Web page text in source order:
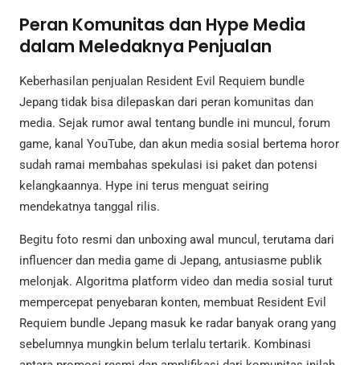
Peran Komunitas dan Hype Media
dalam Meledaknya Penjualan
Keberhasilan penjualan Resident Evil Requiem bundle
Jepang tidak bisa dilepaskan dari peran komunitas dan
media. Sejak rumor awal tentang bundle ini muncul, forum
game, kanal YouTube, dan akun media sosial bertema horor
sudah ramai membahas spekulasi isi paket dan potensi
kelangkaannya. Hype ini terus menguat seiring
mendekatnya tanggal rilis.
Begitu foto resmi dan unboxing awal muncul, terutama dari
influencer dan media game di Jepang, antusiasme publik
melonjak. Algoritma platform video dan media sosial turut
mempercepat penyebaran konten, membuat Resident Evil
Requiem bundle Jepang masuk ke radar banyak orang yang
sebelumnya mungkin belum terlalu tertarik. Kombinasi